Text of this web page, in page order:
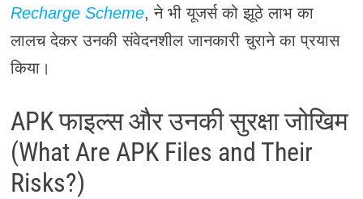
Recharge Scheme, ने भी यूजर्स को झूठे लाभ का
लालच देकर उनकी संवेदनशील जानकारी चुराने का प्रयास
किया।
APK फाइल्स और उनकी सुरक्षा जोखिम
(What Are APK Files and Their
Risks?)